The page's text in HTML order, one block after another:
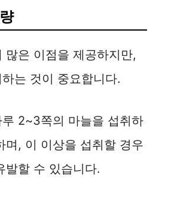
많은 이점을 제공하지만,
는 것이 중요합니다.
2~3쪽의 마늘을 섭취하
며, 이 이상을 섭취할 경우
발할 수 있습니다.